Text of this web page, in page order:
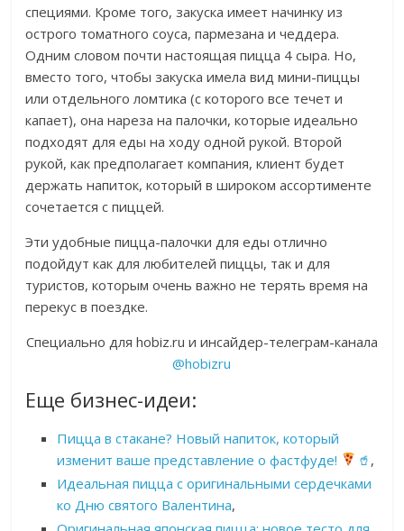
специями. Кроме того, закуска имеет начинку из
острого томатного соуса, пармезана и чеддера.
Одним словом почти настоящая пицца 4 сыра. Но,
вместо того, чтобы закуска имела вид мини-пиццы
или отдельного ломтика (с которого все течет и
капает), она нареза на палочки, которые идеально
подходят для еды на ходу одной рукой. Второй
рукой, как предполагает компания, клиент будет
держать напиток, который в широком ассортименте
сочетается с пиццей.
Эти удобные пицца-палочки для еды отлично
подойдут как для любителей пиццы, так и для
туристов, которым очень важно не терять время на
перекус в поездке.
Специально для hobiz.ru и инсайдер-телеграм-канала
@hobizru
Еще бизнес-идеи:
Пицца в стакане? Новый напиток, который
изменит ваше представление о фастфуде!
🥤 ,
Идеальная пицца с оригинальными сердечками
ко Дню святого Валентина,